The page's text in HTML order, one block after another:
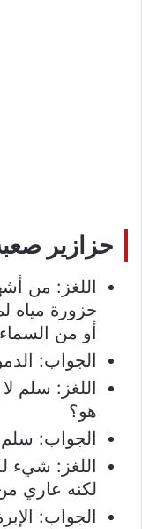
حزازير
اللغز: من
حزورة مياه
أو من
الجواب:
اللغز: سلم
هو؟
الجواب: سلم
اللغز: شيء
لكنه عاري
الجواب: